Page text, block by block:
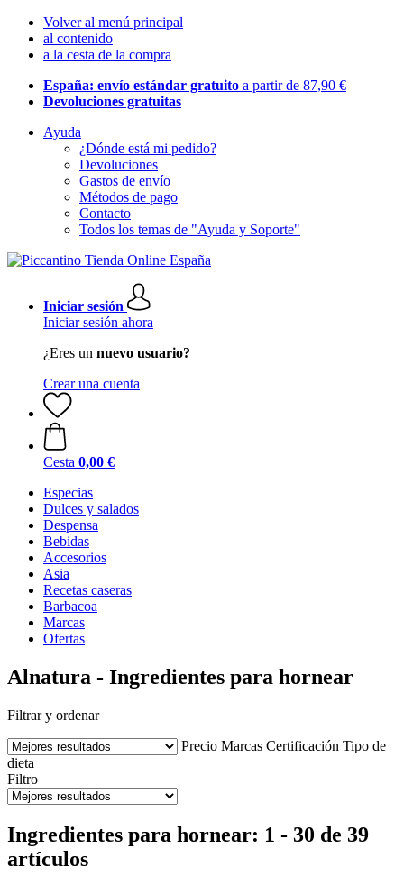
Volver al menú principal
al contenido
a la cesta de la compra
España: envío estándar gratuito a partir de 87,90 €
Devoluciones gratuitas
Ayuda
¿Dónde está mi pedido?
Devoluciones
Gastos de envío
Métodos de pago
Contacto
Todos los temas de "Ayuda y Soporte"
Iniciar sesión
Iniciar sesión ahora
¿Eres un nuevo usuario?
Crear una cuenta
Cesta 0,00 €
Especias
Dulces y salados
Despensa
Bebidas
Accesorios
Asia
Recetas caseras
Barbacoa
Marcas
Ofertas
Alnatura - Ingredientes para hornear
Filtrar y ordenar
Precio Marcas Certificación Tipo de
dieta
Filtro
Ingredientes para hornear: 1 - 30 de 39
artículos